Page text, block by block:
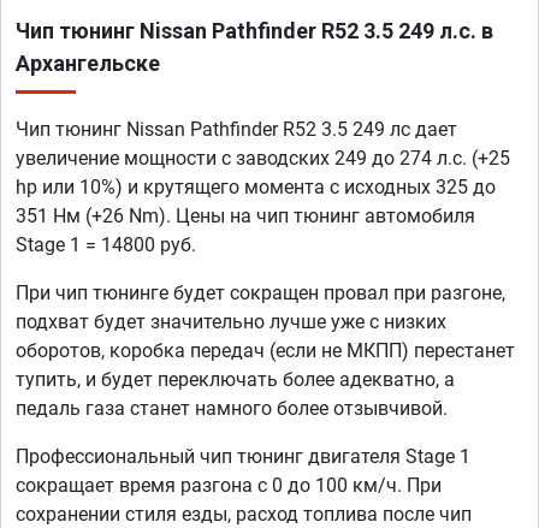
Чип тюнинг Nissan Pathfinder R52 3.5 249 л.с. в
Архангельске
Чип тюнинг Nissan Pathfinder R52 3.5 249 лс дает
увеличение мощности с заводских 249 до 274 л.с. (+25
hp или 10%) и крутящего момента с исходных 325 до
351 Нм (+26 Nm). Цены на чип тюнинг автомобиля
Stage 1 = 14800 руб.
При чип тюнинге будет сокращен провал при разгоне,
подхват будет значительно лучше уже с низких
оборотов, коробка передач (если не МКПП) перестанет
тупить, и будет переключать более адекватно, а
педаль газа станет намного более отзывчивой.
Профессиональный чип тюнинг двигателя Stage 1
сокращает время разгона с 0 до 100 км/ч. При
сохранении стиля езды, расход топлива после чип